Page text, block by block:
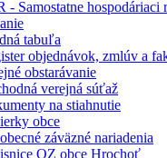
- Samostatne
tabuľa
objednávok, zmlúv a
obstarávanie
verejná súťaž
na stiahnutie
obce
záväzné nariadenia
OZ obce Hrochoť